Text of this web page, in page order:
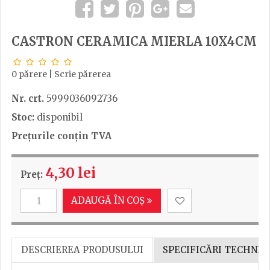
CASTRON CERAMICA MIERLA 10X4CM
0 părere Scrie părerea
Nr. crt. 5999036092736
Stoc: disponibil
Prețurile conțin TVA
Preț: 4,30 lei
ADAUGĂ ÎN COȘ
DESCRIEREA PRODUSULUI SPECIFICĂRI